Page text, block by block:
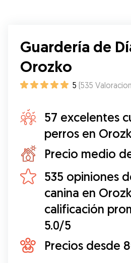
Guardería de
Orozko
5 (535
57 excelentes
perros en
Precio medio
535 opiniones
canina en
calificación
5.0/5
Precios desde